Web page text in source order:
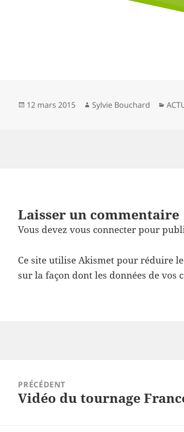
Publié
12 mars 2015 Auteur
Sylvie Bouchard
Laisser un commentaire
Vous devezvous connecterpour
Ce site utilise Akismet pour réduire
sur la façon dont les données de vos
PRÉCÉDENT
Article
Vidéo du tournage